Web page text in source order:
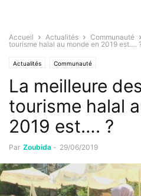
Accueil Actualités Communauté
tourisme halal au monde en 2019 est….
Actualités Communauté
La meilleure
tourisme halal
2019 est…. ?
Par Zoubida - 29/06/2019